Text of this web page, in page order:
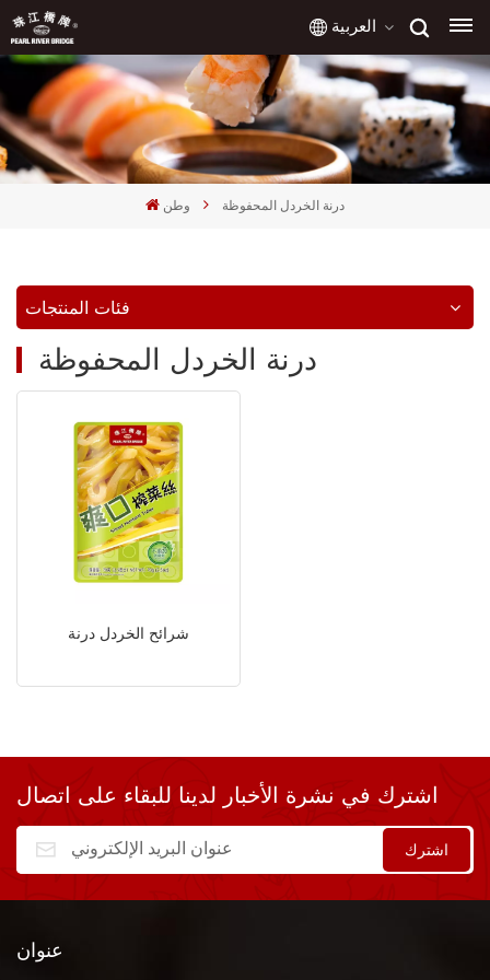
العربية
English
français
وطن درنة الخردل المحفوظة
فئات المنتجات
درنة الخردل المحفوظة
شرائح الخردل درنة
اشترك في نشرة الأخبار لدينا للبقاء على اتصال
عنوان